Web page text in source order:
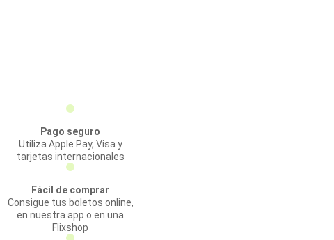
Pago seguro
Utiliza Apple Pay, Visa y
tarjetas internacionales
Fácil de comprar
Consigue tus boletos online,
en nuestra app o en una
Flixshop